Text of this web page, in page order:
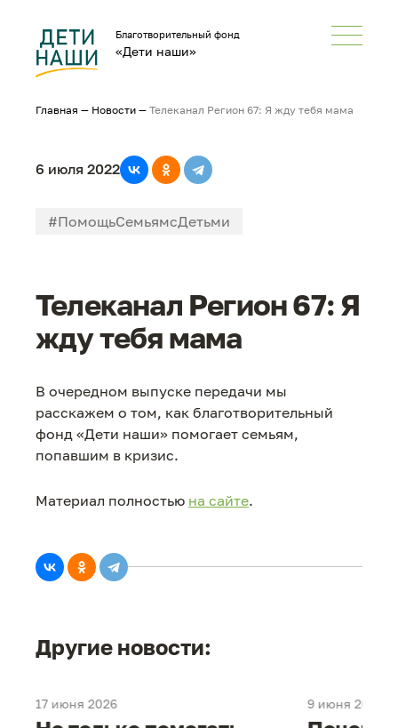
Благотворительный фонд
«Дети наши»
Главная — Новости — Телеканал Регион 67: Я жду тебя мама
6 июля 2022
#ПомощьСемьямсДетьми
Телеканал Регион 67: Я
жду тебя мама
В очередном выпуске передачи мы
расскажем о том, как благотворительный
фонд «Дети наши» помогает семьям,
попавшим в кризис.
Материал полностью на сайте.
Другие новости:
17 июня 2026 9 июня 2026